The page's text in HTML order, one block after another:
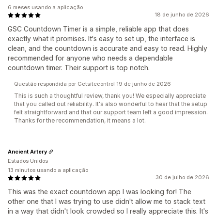
18 de junho de 2026
GSC Countdown Timer is a simple, reliable app that does
exactly what it promises. It's easy to set up, the interface is
clean, and the countdown is accurate and easy to read. Highly
recommended for anyone who needs a dependable
countdown timer. Their support is top notch.
6 meses usando a aplicação
Questão respondida por Getsitecontrol 19 de junho de 2026
This is such a thoughtful review, thank you! We especially appreciate
that you called out reliability. It's also wonderful to hear that the setup
felt straightforward and that our support team left a good impression.
Thanks for the recommendation, it means a lot.
30 de julho de 2026
This was the exact countdown app I was looking for! The
other one that I was trying to use didn't allow me to stack text
in a way that didn't look crowded so I really appreciate this. It's
Ancient Artery
Estados Unidos
13 minutos usando a aplicação